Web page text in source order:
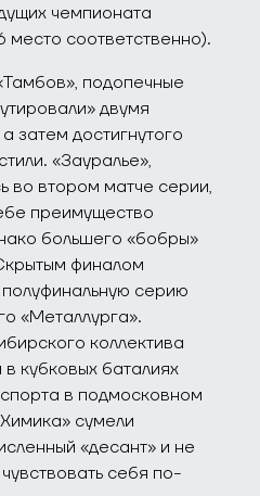
чемпионата
место соответственно).
подопечные
двумя
затем достигнутого
«Зауралье»,
во втором матче серии,
преимущество
большего «бобры»
финалом
серию
«Металлурга».
коллектива
кубковых баталиях
в подмосковном
сумели
«десант» и не
себя по-